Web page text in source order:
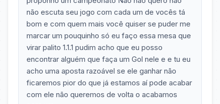
não escuta seu jogo com cada um de vocês tá
bom e com quem mais você quiser se puder me
marcar um pouquinho só eu faço essa mesa que
virar palito 1.1.1 pudim acho que eu posso
encontrar alguém que faça um Gol nele e e tu eu
acho uma aposta razoável se ele ganhar não
ficaremos pior do que já estamos aí pode acabar
com ele não queremos de volta o acabamos